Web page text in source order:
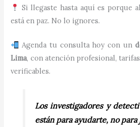
Si llegaste hasta aquí es porque
está en paz. No lo ignores.
Agenda tu consulta hoy con un
Lima, con atención profesional,
verificables.
Los investigadores y
están para ayudarte, no para